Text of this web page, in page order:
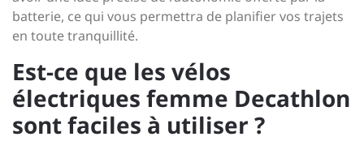
batterie, ce qui vous permettra de planifier vos trajets
en toute tranquillité.
Est-ce que les vélos
électriques femme Decathlon
sont faciles à utiliser ?